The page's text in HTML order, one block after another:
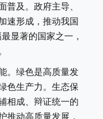
普及。政府主导、
速形成，推动我国
显著的国家之一，
。绿色是高质量发
色生产力。生态保
相成、辩证统一的
推动高质量发展，